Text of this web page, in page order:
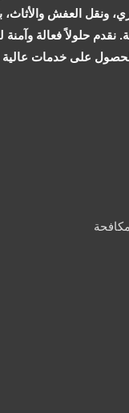
ونقل العفش والأثاث،
نقدم حلولاً فعالة وآمنة
للحصول على خدمات عالية